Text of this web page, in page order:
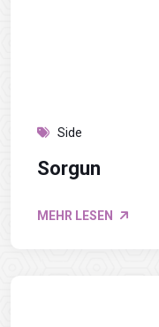
Side
Sorgun
MEHR LESEN